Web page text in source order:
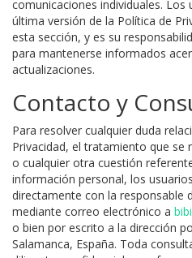
comunicaciones individuales.
última versión de la Política de
esta sección, y es su
para mantenerse informados
actualizaciones.
Contacto y
Para resolver cualquier duda
Privacidad, el tratamiento que se
o cualquier otra cuestión
información personal, los
directamente con la responsable
mediante correo electrónico a
o bien por escrito a la dirección
Salamanca, España. Toda